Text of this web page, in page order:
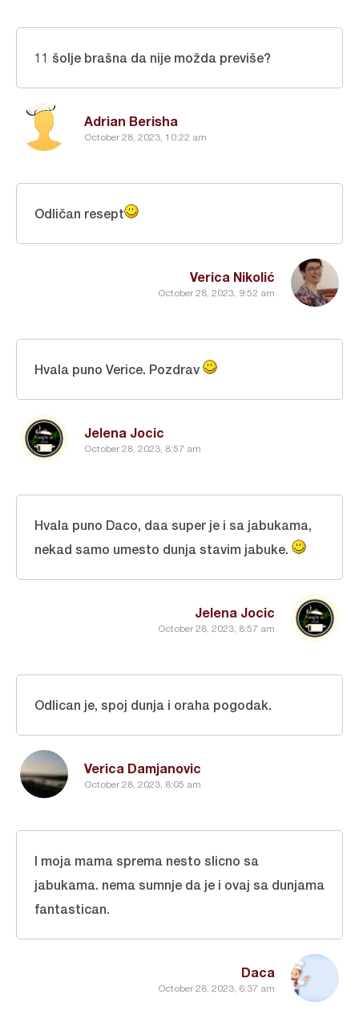
Adrian Berisha
October 28, 2023, 10:22 am
11 šolje brašna da nije možda previše?
Verica Nikolić
October 28, 2023, 9:52 am
Odličan resept
Jelena Jocic
October 28, 2023, 8:57 am
Hvala puno Verice. Pozdrav
Jelena Jocic
October 28, 2023, 8:57 am
Hvala puno Daco, daa super je i sa jabukama,
nekad samo umesto dunja stavim jabuke.
Verica Damjanovic
October 28, 2023, 8:05 am
Odlican je, spoj dunja i oraha pogodak.
Daca
October 28, 2023, 6:37 am
I moja mama sprema nesto slicno sa
jabukama. nema sumnje da je i ovaj sa dunjama
fantastican.